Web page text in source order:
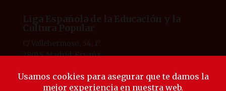
28015, Madrid, España
laliga@ligaeducacion.org